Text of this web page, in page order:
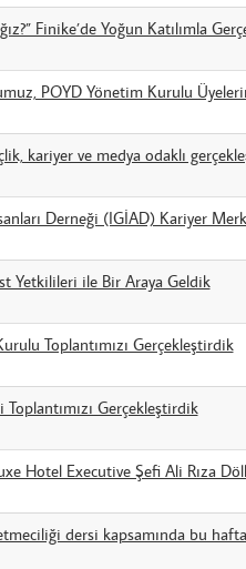
Finike’de Yoğun Katılımla
POYD Yönetim Kurulu
kariyer ve medya odaklı
Derneği (IGİAD) Kariyer
Yetkilileri ile Bir Araya Geldik
Toplantımızı Gerçekleştirdik
Gerçekleştirdik
Hotel Executive Şefi Ali Rıza
dersi kapsamında bu